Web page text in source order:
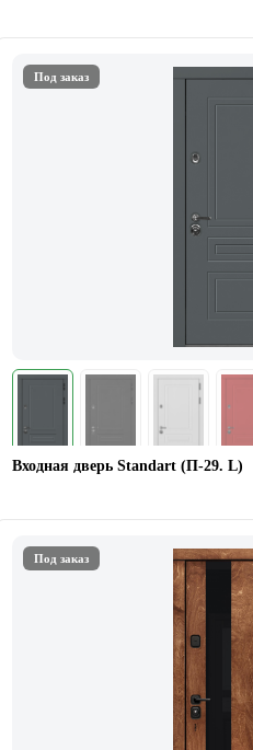
Под заказ
Входная дверь Standart (П-29. L)
Под заказ